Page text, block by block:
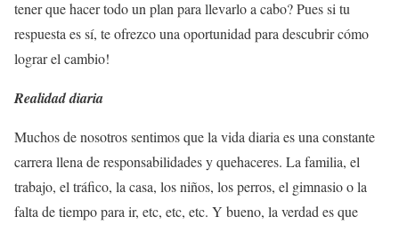
tener que hacer todo un plan para llevarlo a cabo? Pues si tu
respuesta es sí, te ofrezco una oportunidad para descubrir cómo
lograr el cambio!
Realidad diaria
Muchos de nosotros sentimos que la vida diaria es una constante
carrera llena de responsabilidades y quehaceres. La familia, el
trabajo, el tráfico, la casa, los niños, los perros, el gimnasio o la
falta de tiempo para ir, etc, etc, etc. Y bueno, la verdad es que